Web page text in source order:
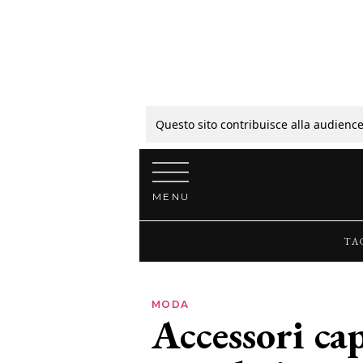
Questo sito contribuisce alla
Vai al contenuto
MENU
MODA
Accessori